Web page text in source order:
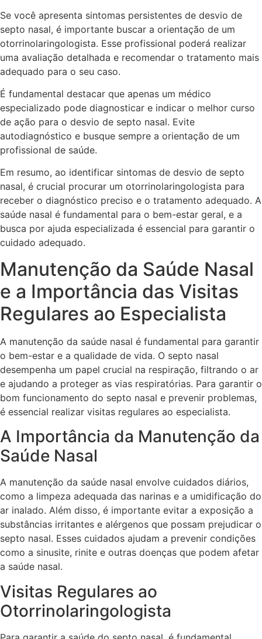
Se você apresenta sintomas persistentes de desvio de
septo nasal, é importante buscar a orientação de um
otorrinolaringologista. Esse profissional poderá realizar
uma avaliação detalhada e recomendar o tratamento mais
adequado para o seu caso.
É fundamental destacar que apenas um médico
especializado pode diagnosticar e indicar o melhor curso
de ação para o desvio de septo nasal. Evite
autodiagnóstico e busque sempre a orientação de um
profissional de saúde.
Em resumo, ao identificar sintomas de desvio de septo
nasal, é crucial procurar um otorrinolaringologista para
receber o diagnóstico preciso e o tratamento adequado. A
saúde nasal é fundamental para o bem-estar geral, e a
busca por ajuda especializada é essencial para garantir o
cuidado adequado.
Manutenção da Saúde Nasal
e a Importância das Visitas
Regulares ao Especialista
A manutenção da saúde nasal é fundamental para garantir
o bem-estar e a qualidade de vida. O septo nasal
desempenha um papel crucial na respiração, filtrando o ar
e ajudando a proteger as vias respiratórias. Para garantir o
bom funcionamento do septo nasal e prevenir problemas,
é essencial realizar visitas regulares ao especialista.
A Importância da Manutenção da
Saúde Nasal
A manutenção da saúde nasal envolve cuidados diários,
como a limpeza adequada das narinas e a umidificação do
ar inalado. Além disso, é importante evitar a exposição a
substâncias irritantes e alérgenos que possam prejudicar o
septo nasal. Esses cuidados ajudam a prevenir condições
como a sinusite, rinite e outras doenças que podem afetar
a saúde nasal.
Visitas Regulares ao
Otorrinolaringologista